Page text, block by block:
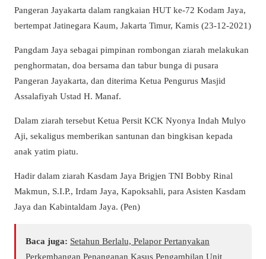
Pangeran Jayakarta dalam rangkaian HUT ke-72 Kodam Jaya,
bertempat Jatinegara Kaum, Jakarta Timur, Kamis (23-12-2021)
Pangdam Jaya sebagai pimpinan rombongan ziarah melakukan
penghormatan, doa bersama dan tabur bunga di pusara
Pangeran Jayakarta, dan diterima Ketua Pengurus Masjid
Assalafiyah Ustad H. Manaf.
Dalam ziarah tersebut Ketua Persit KCK Nyonya Indah Mulyo
Aji, sekaligus memberikan santunan dan bingkisan kepada
anak yatim piatu.
Hadir dalam ziarah Kasdam Jaya Brigjen TNI Bobby Rinal
Makmun, S.I.P., Irdam Jaya, Kapoksahli, para Asisten Kasdam
Jaya dan Kabintaldam Jaya. (Pen)
Baca juga: Setahun Berlalu, Pelapor Pertanyakan
Perkembangan Penanganan Kasus Pengambilan Unit